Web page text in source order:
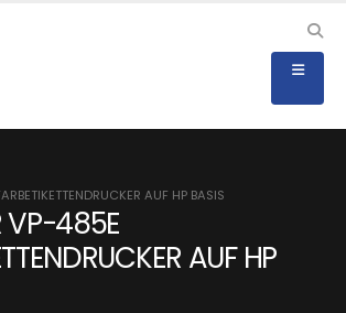
AUF HP BASIS
VP-485E
AUF HP